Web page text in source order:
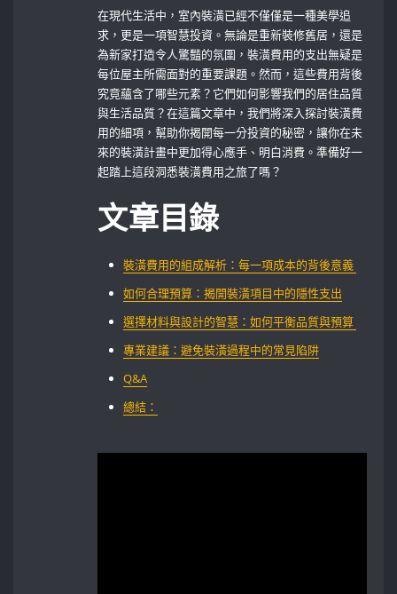
在現代生活中，室內裝潢已經不僅僅是一種美學追
求，更是一項智慧投資。無論是重新裝修舊居，還是
為新家打造令人驚豔的氛圍，裝潢費用的支出無疑是
每位屋主所需面對的重要課題。然而，這些費用背後
究竟蘊含了哪些元素？它們如何影響我們的居住品質
與生活品質？在這篇文章中，我們將深入探討裝潢費
用的細項，幫助你揭開每一分投資的秘密，讓你在未
來的裝潢計畫中更加得心應手、明白消費。準備好一
起踏上這段洞悉裝潢費用之旅了嗎？
文章目錄
裝潢費用的組成解析：每一項成本的背後意義 ​
如何合理預算：揭開裝潢項目中的隱性支出⁣
選擇材料與設計的智慧：如何平衡品質與預算 ‍
專業建議：避免裝潢過程中的常見陷阱
Q&A
總結：